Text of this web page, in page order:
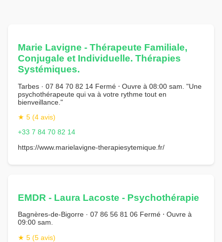
Marie Lavigne - Thérapeute Familiale,
Conjugale et Individuelle. Thérapies
Systémiques.
Tarbes · 07 84 70 82 14 Fermé ⋅ Ouvre à 08:00 sam. "Une
psychothérapeute qui va à votre rythme tout en
bienveillance."
★ 5 (4 avis)
+33 7 84 70 82 14
https://www.marielavigne-therapiesytemique.fr/
EMDR - Laura Lacoste - Psychothérapie
Bagnères-de-Bigorre · 07 86 56 81 06 Fermé ⋅ Ouvre à
09:00 sam.
★ 5 (5 avis)